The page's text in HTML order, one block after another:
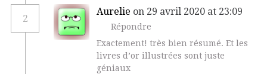
2
Aurelie on 29 avril 2020 at 23:09
Répondre
Exactement! très bien résumé. Et les
livres d’or illustrées sont juste
géniaux